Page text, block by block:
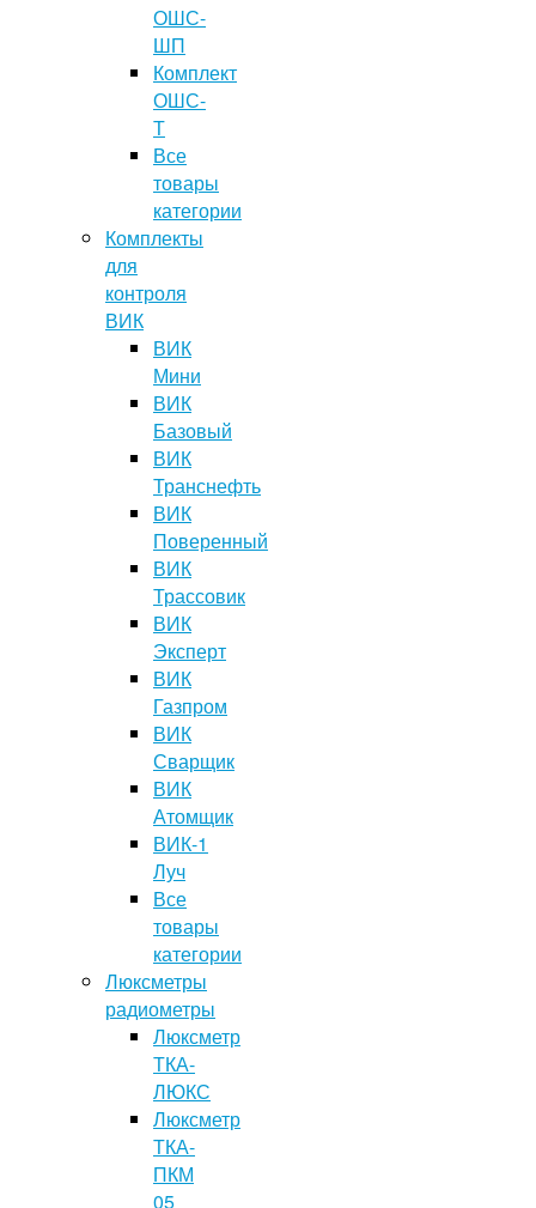
ОШС-
ШП
Комплект
ОШС-
Т
Все
товары
категории
Комплекты
для
контроля
ВИК
ВИК
Мини
ВИК
Базовый
ВИК
Транснефть
ВИК
Поверенный
ВИК
Трассовик
ВИК
Эксперт
ВИК
Газпром
ВИК
Сварщик
ВИК
Атомщик
ВИК-1
Луч
Все
товары
категории
Люксметры
радиометры
Люксметр
ТКА-
ЛЮКС
Люксметр
ТКА-
ПКМ
05